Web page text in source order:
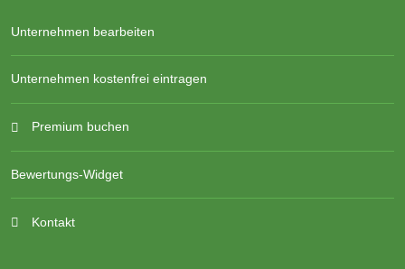
Unternehmen bearbeiten
Unternehmen kostenfrei eintragen
Premium buchen
Bewertungs-Widget
Kontakt